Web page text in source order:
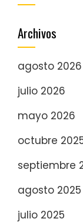
Archivos
agosto 2026
julio 2026
mayo 2026
octubre
septiembre
agosto 2025
julio 2025